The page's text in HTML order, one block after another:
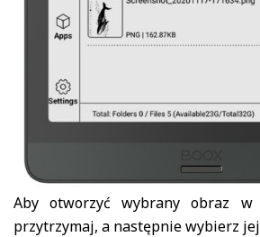
Aby otworzyć wybrany obraz w
przytrzymaj, a następnie wybierz